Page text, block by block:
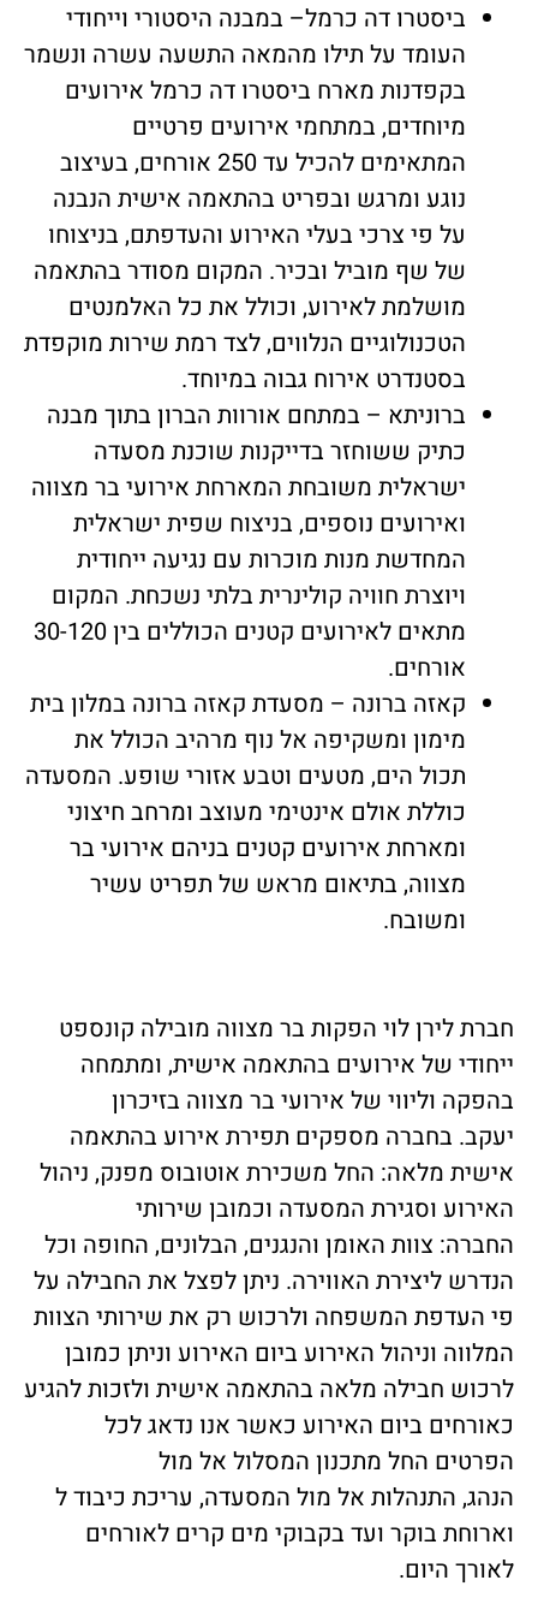
ביסטרו דה כרמל– במבנה היסטורי וייחודי
העומד על תילו מהמאה התשעה עשרה ונשמר
בקפדנות מארח ביסטרו דה כרמל אירועים
מיוחדים, במתחמי אירועים פרטיים
המתאימים להכיל עד 250 אורחים, בעיצוב
נוגע ומרגש ובפריט בהתאמה אישית הנבנה
על פי צרכי בעלי האירוע והעדפתם, בניצוחו
של שף מוביל ובכיר. המקום מסודר בהתאמה
מושלמת לאירוע, וכולל את כל האלמנטים
הטכנולוגיים הנלווים, לצד רמת שירות מוקפדת
בסטנדרט אירוח גבוה במיוחד.
ברוניתא – במתחם אורוות הברון בתוך מבנה
כתיק ששוחזר בדייקנות שוכנת מסעדה
ישראלית משובחת המארחת אירועי בר מצווה
ואירועים נוספים, בניצוח שפית ישראלית
המחדשת מנות מוכרות עם נגיעה ייחודית
ויוצרת חוויה קולינרית בלתי נשכחת. המקום
מתאים לאירועים קטנים הכוללים בין 30-120
אורחים.
קאזה ברונה – מסעדת קאזה ברונה במלון בית
מימון ומשקיפה אל נוף מרהיב הכולל את
תכול הים, מטעים וטבע אזורי שופע. המסעדה
כוללת אולם אינטימי מעוצב ומרחב חיצוני
ומארחת אירועים קטנים בניהם אירועי בר
מצווה, בתיאום מראש של תפריט עשיר
ומשובח.
חברת לירן לוי הפקות בר מצווה מובילה קונספט
ייחודי של אירועים בהתאמה אישית, ומתמחה
בהפקה וליווי של אירועי בר מצווה בזיכרון
יעקב. בחברה מספקים תפירת אירוע בהתאמה
אישית מלאה: החל משכירת אוטובוס מפנק, ניהול
האירוע וסגירת המסעדה וכמובן שירותי
החברה: צוות האומן והנגנים, הבלונים, החופה וכל
הנדרש ליצירת האווירה. ניתן לפצל את החבילה על
פי העדפת המשפחה ולרכוש רק את שירותי הצוות
המלווה וניהול האירוע ביום האירוע וניתן כמובן
לרכוש חבילה מלאה בהתאמה אישית ולזכות להגיע
כאורחים ביום האירוע כאשר אנו נדאג לכל
הפרטים החל מתכנון המסלול אל מול
הנהג, התנהלות אל מול המסעדה, עריכת כיבוד ל
וארוחת בוקר ועד בקבוקי מים קרים לאורחים
לאורך היום.